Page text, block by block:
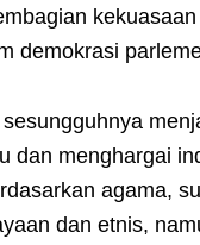
kekuasaan
demokrasi
dan menghargai
agama,
dan etnis,